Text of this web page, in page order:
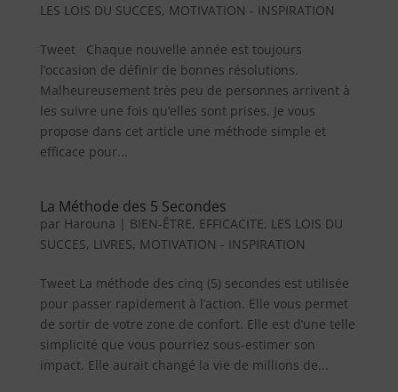
LES LOIS DU SUCCES, MOTIVATION - INSPIRATION
Tweet Chaque nouvelle année est toujours
l’occasion de définir de bonnes résolutions.
Malheureusement très peu de personnes arrivent à
les suivre une fois qu’elles sont prises. Je vous
propose dans cet article une méthode simple et
efficace pour...
La Méthode des 5 Secondes
par Harouna | BIEN-ÊTRE, EFFICACITE, LES LOIS DU
SUCCES, LIVRES, MOTIVATION - INSPIRATION
Tweet La méthode des cinq (5) secondes est utilisée
pour passer rapidement à l’action. Elle vous permet
de sortir de votre zone de confort. Elle est d’une telle
simplicité que vous pourriez sous-estimer son
impact. Elle aurait changé la vie de millions de...